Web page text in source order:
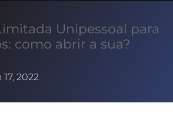
Unipessoal para
como abrir a sua?
2022